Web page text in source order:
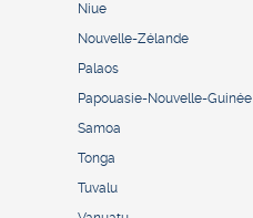
Niue
Nouvelle-Zélande
Palaos
Papouasie-Nouvelle-Guinée
Samoa
Tonga
Tuvalu